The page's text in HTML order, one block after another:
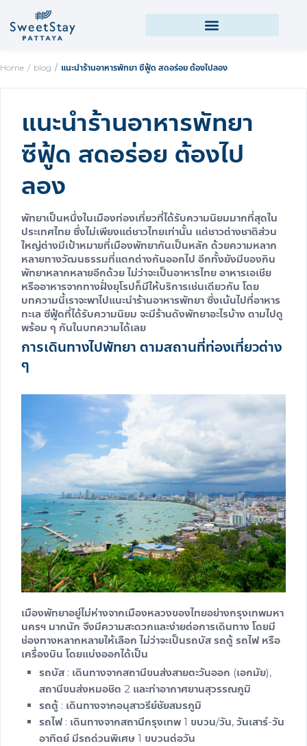
Home blog แนะนำร้านอาหารพัทยา ซีฟู้ด สดอร่อย ต้องไปลอง
แนะนำร้านอาหารพัทยา
ซีฟู้ด สดอร่อย ต้องไป
ลอง
พัทยาเป็นหนึ่งในเมืองท่องเที่ยวที่ได้รับความนิยมมากที่สุดใน
ประเทศไทย ซึ่งไม่เพียงแต่ชาวไทยเท่านั้น แต่ชาวต่างชาติส่วน
ใหญ่ต่างมีเป้าหมายที่เมืองพัทยากันเป็นหลัก ด้วยความหลาก
หลายทางวัฒนธรรมที่แตกต่างกันออกไป อีกทั้งยังมีของกิน
พัทยาหลากหลายอีกด้วย ไม่ว่าจะเป็นอาหารไทย อาหารเอเชีย
หรืออาหารจากทางฝั่งยุโรปก็มีให้บริการเช่นเดียวกัน โดย
บทความนี้เราจะพาไปแนะนำร้านอาหารพัทยา ซึ่งเน้นไปที่อาหาร
ทะเล ซีฟู้ดที่ได้รับความนิยม จะมีร้านดังพัทยาอะไรบ้าง ตามไปดู
พร้อม ๆ กันในบทความได้เลย
การเดินทางไปพัทยา ตามสถานที่ท่องเที่ยวต่าง
ๆ
เมืองพัทยาอยู่ไม่ห่างจากเมืองหลวงของไทยอย่างกรุงเทพมหา
นครฯ มากนัก จึงมีความสะดวกและง่ายต่อการเดินทาง โดยมี
ช่องทางหลากหลายให้เลือก ไม่ว่าจะเป็นรถบัส รถตู้ รถไฟ หรือ
เครื่องบิน โดยแบ่งออกได้เป็น
รถบัส : เดินทางจากสถานีขนส่งสายตะวันออก (เอกมัย),
สถานีขนส่งหมอชิต 2 และท่าอากาศยานสุวรรณภูมิ
รถตู้ : เดินทางจากอนุสาวรีย์ชัยสมรภูมิ
รถไฟ : เดินทางจากสถานีกรุงเทพ 1 ขบวน/วัน, วันเสาร์-วัน
อาทิตย์ มีรถด่วนพิเศษ 1 ขบวนต่อวัน